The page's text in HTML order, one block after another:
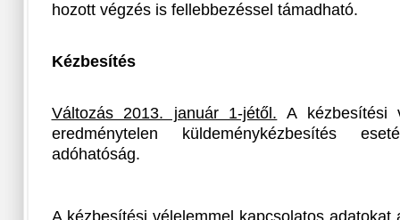
hozott végzés is fellebbezéssel támadható.
Kézbesítés
Változás 2013. január 1-jétől. A kézbesítési
eredménytelen küldeménykézbesítés
adóhatóság.